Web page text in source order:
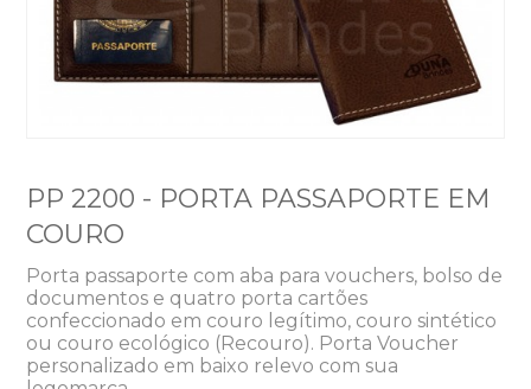
PP 2200 - PORTA PASSAPORTE EM
COURO
Porta passaporte com aba para vouchers, bolso de
documentos e quatro porta cartões
confeccionado em couro legítimo, couro sintético
ou couro ecológico (Recouro). Porta Voucher
personalizado em baixo relevo com sua